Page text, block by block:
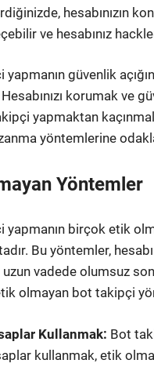
hesabınızın
ve hesabınız
yapmanın güvenlik
korumak ve
yapmaktan
yöntemlerine
Yöntemler
yapmanın birçok etik
Bu yöntemler,
uzun vadede olumsuz
olmayan bot takipçi
Kullanmak: Bot
kullanmak, etik